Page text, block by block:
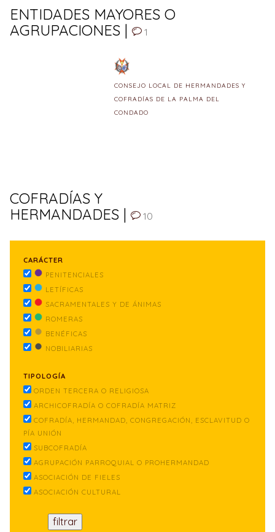
ENTIDADES MAYORES O
AGRUPACIONES |
1
CONSEJO LOCAL DE HERMANDADES Y
COFRADÍAS DE LA PALMA DEL
CONDADO
COFRADÍAS Y
HERMANDADES |
10
CARÁCTER
PENITENCIALES
LETÍFICAS
SACRAMENTALES Y DE ÁNIMAS
ROMERAS
BENÉFICAS
NOBILIARIAS
TIPOLOGÍA
ORDEN TERCERA O RELIGIOSA
ARCHICOFRADÍA O COFRADÍA MATRIZ
COFRADÍA, HERMANDAD, CONGREGACIÓN, ESCLAVITUD O
PÍA UNIÓN
SUBCOFRADÍA
AGRUPACIÓN PARROQUIAL O PROHERMANDAD
ASOCIACIÓN DE FIELES
ASOCIACIÓN CULTURAL